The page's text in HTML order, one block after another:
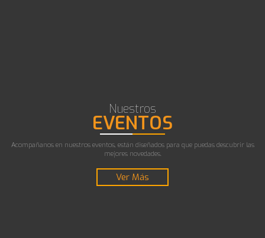
Nuestros
EVENTOS
Acompañanos en nuestros eventos, están diseñados para que puedas descubrir las
mejores novedades.
Ver Más